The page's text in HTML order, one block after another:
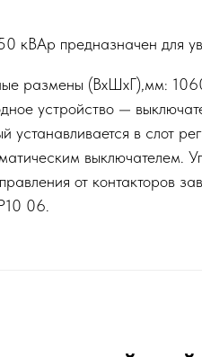
кВАр предназначен
размены (ВхШхГ),мм:
устройство —
устанавливается в
выключателем.
от
06.